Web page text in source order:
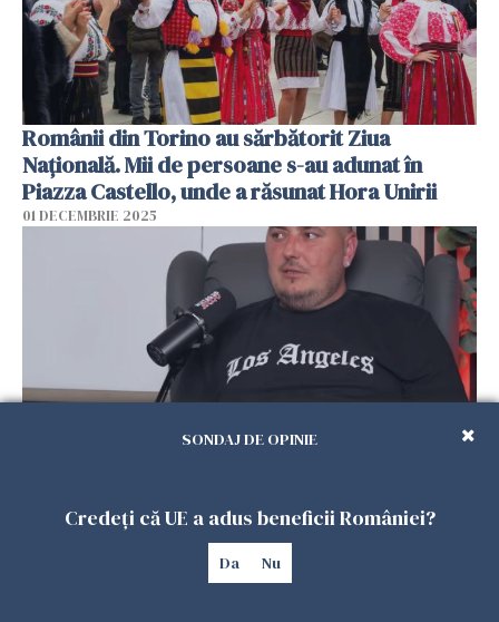
Românii din Torino au sărbătorit Ziua
Națională. Mii de persoane s-au adunat în
Piazza Castello, unde a răsunat Hora Unirii
01 DECEMBRIE 2025
să câștigi 5.000 de euro pe lună: "E o muncă
SONDAJ DE OPINIE
Credeți că UE a adus beneficii României?
Da Nu